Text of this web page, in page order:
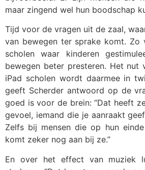
maar zingend wel hun boodschap
Tijd voor de vragen uit de zaal,
van bewegen ter sprake komt. Zo
scholen waar kinderen
bewegen beter presteren. Het nut
iPad scholen wordt daarmee in
geeft Scherder antwoord op de
goed is voor de brein: “Dat heeft
gevoel, iemand die je aanraakt
Zelfs bij mensen die op hun
komt zeker nog aan bij ze.”
En over het effect van muziek